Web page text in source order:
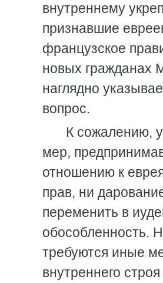
внутреннему
признавшие
французское
новых гражданах
наглядно
вопрос.
К сожалению,
мер,
отношению к
прав, ни
переменить в
обособленность.
требуются иные
внутреннего